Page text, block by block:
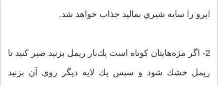
ابرو را سايه شيري بماليد جذاب خواهد شد.
2- اگر مژه‌هايتان كوتاه است يك‌بار ريمل بزنيد صبر كنيد تا
ريمل خشك شود و سپس يك لايه‌ ديگر روي آن بزنيد